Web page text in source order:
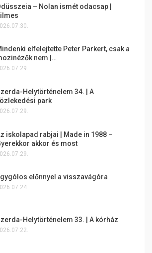
– Nolan ismét odacsap |
elfelejtette Peter Parkert, csak a
nem |…
Helytörténelem 34. | A
park
iskolapad rabjai | Made in 1988 –
akkor és most
előnnyel a visszavágóra
Helytörténelem 33. | A kórház